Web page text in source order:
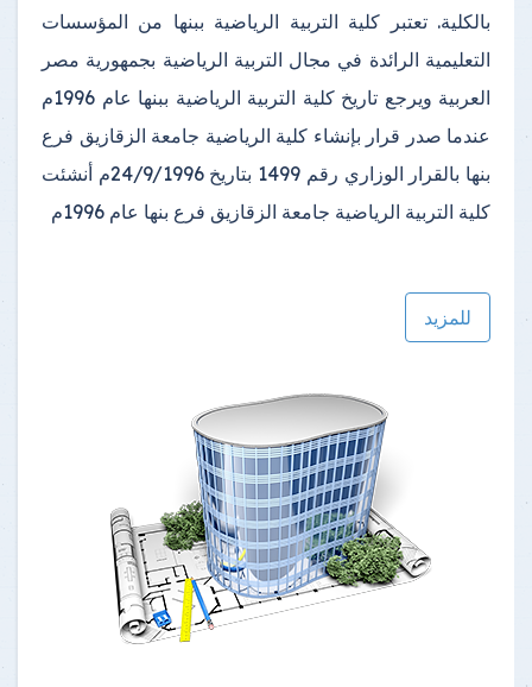
بالكلية. تعتبر كلية التربية الرياضية ببنها من المؤسسات
التعليمية الرائدة في مجال التربية الرياضية بجمهورية مصر
العربية
ويرجع تاريخ كلية التربية الرياضية ببنها عام 1996م
عندما صدر قرار بإنشاء كلية الرياضية جامعة الزقازيق فرع
بنها بالقرار الوزاري رقم 1499 بتاريخ 24/9/1996م أنشئت
كلية التربية الرياضية جامعة الزقازيق فرع بنها عام 1996م
للمزيد